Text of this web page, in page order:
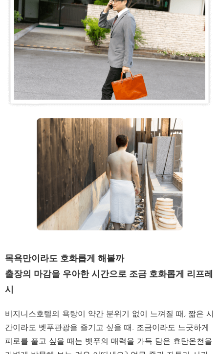
목욕만이라도 호화롭게 해볼까
출장의 마감을 우아한 시간으로 조금 호화롭게 리프레
시
비지니스호텔의 욕탕이 약간 분위기 없이 느껴질 때, 짧은 시
간이라도 벳푸관광을 즐기고 싶을 때. 조금이라도 느긋하게
피로를 풀고 싶을 때는 벳푸의 매력을 가득 담은 효탄온천을